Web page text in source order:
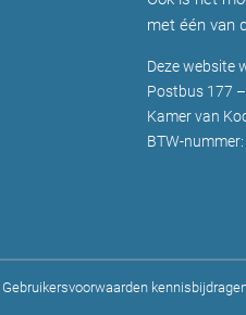
met één van
Deze website
Postbus 177
Kamer van
BTW-
Gebruikersvoorwaarden